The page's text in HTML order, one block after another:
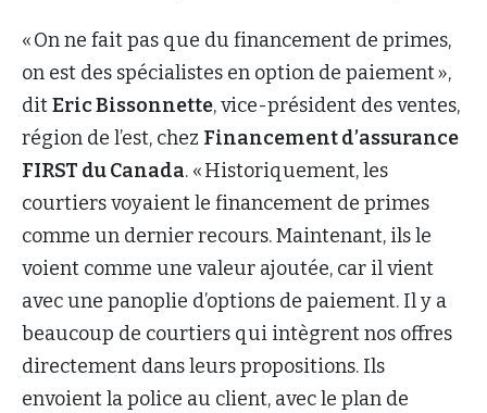
« On ne fait pas que du financement de primes,
on est des spécialistes en option de paiement »,
ditEric Bissonnette, vice-président des ventes,
région de l’est, chez Financement d’assurance
FIRST du Canada. « Historiquement, les
courtiers voyaient le financement de primes
comme un dernier recours. Maintenant, ils le
voient comme une valeur ajoutée, car il vient
avec une panoplie d’options de paiement. Il y a
beaucoup de courtiers qui intègrent nos offres
directement dans leurs propositions. Ils
envoient la police au client, avec le plan de